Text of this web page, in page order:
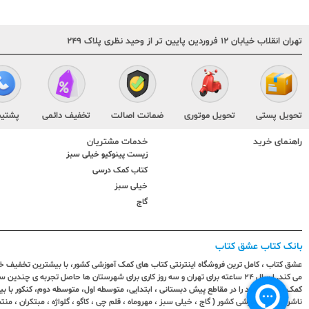
تهران انقلاب خیابان ۱۲ فروردین پایین تر از وحید نظری پلاک ۲۴۹
تحویل پستی تحویل موتوری ضمانت اصالت تخفیف دائمی
راهنمای خرید خدمات مشتریان
زیست پینوکیو خیلی سبز
کتاب کمک درسی
خیلی سبز
گاج
بانک کتاب عشق کتاب
عشق کتاب ، کامل ترین فروشگاه اینترنتی کتاب های کمک آموزشی کشور، با بیشترین تخفیف
می کند. ارسال ٢٤ ساعته برای تهران و سه روز کاری برای شهرستان ها حاصل تجربه
کمک آموزشی خود را در مقاطع پیش دبستانی ، ابتدایی، متوسطه اول، متوسطه دوم، کنکور
ناشران کمک آموزشی کشور ( گاج ، خیلی سبز ، مهروماه ، قلم چی ، کاگو ، گلواژه ، مبتکران ،